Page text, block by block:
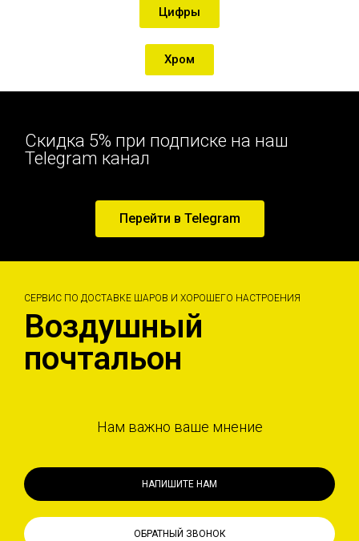
Цифры
Хром
Скидка 5% при подписке на наш
Telegram канал
Перейти в Telegram
СЕРВИС ПО ДОСТАВКЕ ШАРОВ И ХОРОШЕГО НАСТРОЕНИЯ
Воздушный
почтальон
Нам важно ваше мнение
НАПИШИТЕ НАМ
ОБРАТНЫЙ ЗВОНОК